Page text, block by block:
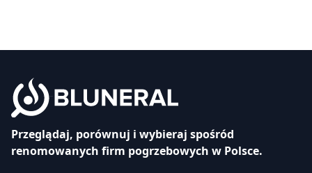
Przeglądaj, porównuj i wybieraj spośród
renomowanych firm pogrzebowych w Polsce.